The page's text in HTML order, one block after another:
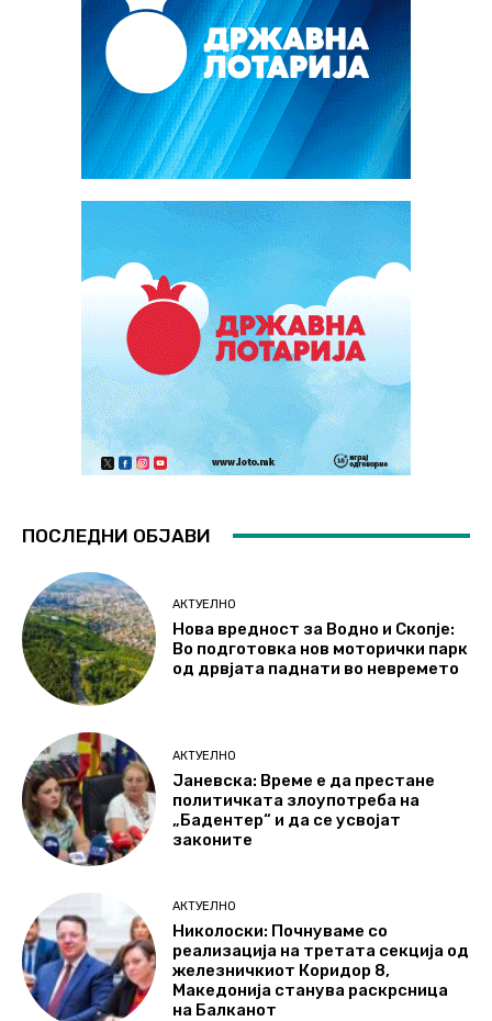
ПОСЛЕДНИ ОБЈАВИ
АКТУЕЛНО
Нова вредност за Водно и Скопје:
Во подготовка нов моторички парк
од дрвјата паднати во невремето
АКТУЕЛНО
Јаневска: Време е да престане
политичката злоупотреба на
„Бадентер“ и да се усвојат
законите
АКТУЕЛНО
Николоски: Почнуваме со
реализација на третата секција од
железничкиот Коридор 8,
Македонија станува раскрсница
на Балканот